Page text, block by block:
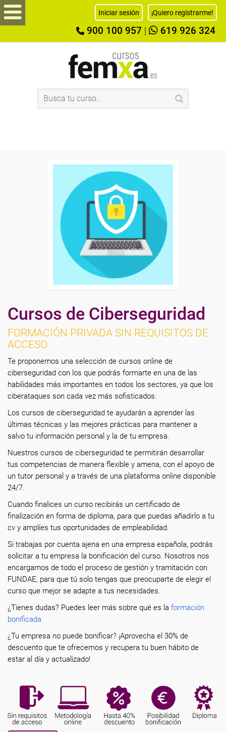
Iniciar sesión ¡Quiero registrarme!
900 100 957 619 926 324
Cursos de Ciberseguridad
FORMACIÓN PRIVADA SIN REQUISITOS DE
ACCESO
Te proponemos una selección de cursos online de
ciberseguridad con los que podrás formarte en una de las
habilidades más importantes en todos los sectores, ya que los
ciberataques son cada vez más sofisticados.
Los cursos de ciberseguridad te ayudarán a aprender las
últimas técnicas y las mejores prácticas para mantener a
salvo tu información personal y la de tu empresa.
Nuestros cursos de ciberseguridad te permitirán desarrollar
tus competencias de manera flexible y amena, con el apoyo de
un tutor personal y a través de una plataforma online disponible
24/7.
Cuando finalices un curso recibirás un certificado de
finalización en forma de diploma, para que puedas añadirlo a tu
cv y amplíes tus oportunidades de empleabilidad.
Si trabajas por cuenta ajena en una empresa española, podrás
solicitar a tu empresa la bonificación del curso. Nosotros nos
encargamos de todo el proceso de gestión y tramitación con
FUNDAE, para que tú solo tengas que preocuparte de elegir el
curso que mejor se adapte a tus necesidades.
¿Tienes dudas? Puedes leer más sobre qué es la formación
bonificada
¿Tu empresa no puede bonificar? ¡Aprovecha el 30% de
descuento que te ofrecemos y recupera tu buen hábito de
estar al día y actualizado!